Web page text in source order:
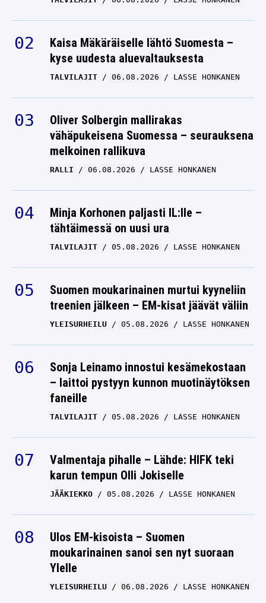
Kaisa Mäkäräiselle lähtö Suomesta –
kyse uudesta aluevaltauksesta
TALVILAJIT 06.08.2026 LASSE HONKANEN
Oliver Solbergin mallirakas
vähäpukeisena Suomessa – seurauksena
melkoinen rallikuva
RALLI 06.08.2026 LASSE HONKANEN
Minja Korhonen paljasti IL:lle –
tähtäimessä on uusi ura
TALVILAJIT 05.08.2026 LASSE HONKANEN
Suomen moukarinainen murtui kyyneliin
treenien jälkeen – EM-kisat jäävät väliin
YLEISURHEILU 05.08.2026 LASSE HONKANEN
Sonja Leinamo innostui kesämekostaan
– laittoi pystyyn kunnon muotinäytöksen
faneille
TALVILAJIT 05.08.2026 LASSE HONKANEN
Valmentaja pihalle – Lähde: HIFK teki
karun tempun Olli Jokiselle
JÄÄKIEKKO 05.08.2026 LASSE HONKANEN
Ulos EM-kisoista – Suomen
moukarinainen sanoi sen nyt suoraan
Ylelle
YLEISURHEILU 06.08.2026 LASSE HONKANEN